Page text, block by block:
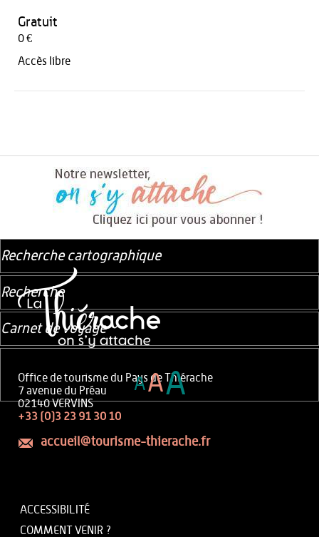
Gratuit
0 €
Accès libre
Office de tourisme du Pays de Thiérache
7 avenue du Préau
02140 VERVINS
+33 (0)3 23 91 30 10
accueil@tourisme-thierache.fr
ACCESSIBILITÉ
COMMENT VENIR ?
Recherche cartographique
Recherche
Carnet de voyage
AAA